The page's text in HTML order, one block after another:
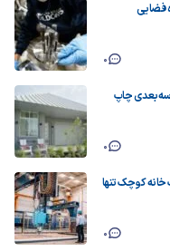
فضایی
0
به‌صورت سه‌بعدی چاپ
0
کوچک تنها
0